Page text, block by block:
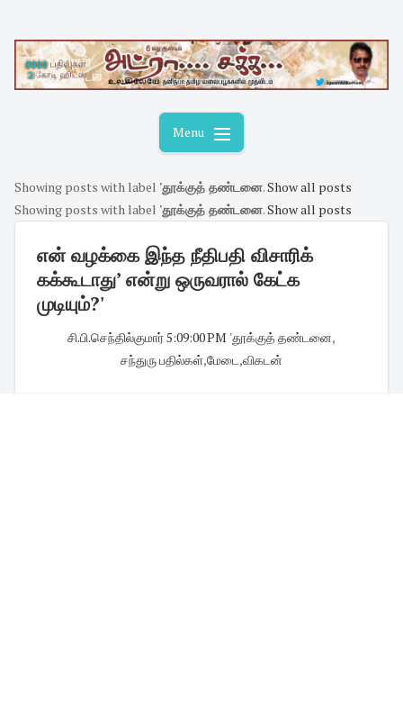
content
Menu
Showing posts with label 'தூக்குத் தண்டனை.Show all posts
Showing posts with label 'தூக்குத் தண்டனை.Show all posts
என் வழக்கை இந்த நீதிபதி விசாரிக்
கக்கூடாது’ என்று ஒருவரால் கேட்க
முடியும்?'
சி.பி.செந்தில்குமார்5:09:00 PM 'தூக்குத் தண்டனை,
சந்துரு பதில்கள்,மேடை ,விகடன்